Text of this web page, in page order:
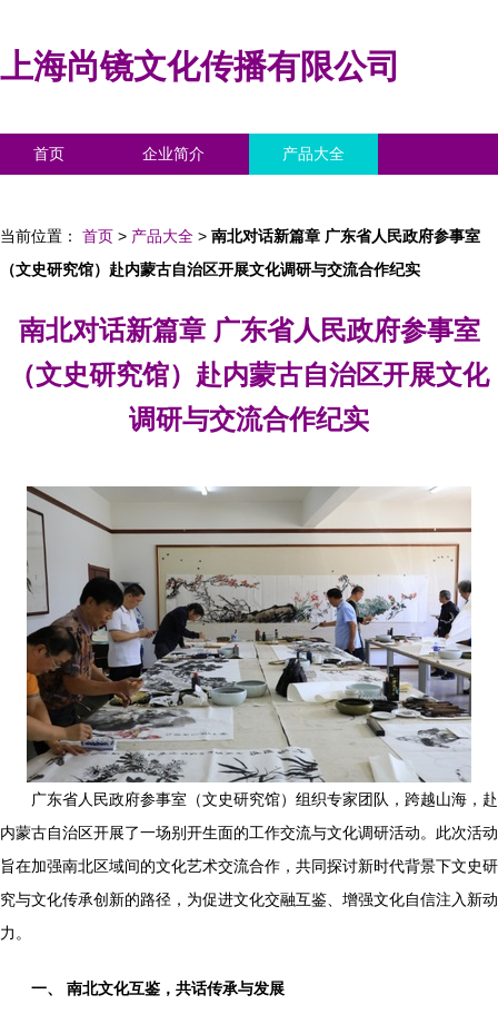
上海尚镜文化传播有限公司
首页 企业简介 产品大全
当前位置： 首页 > 产品大全 > 南北对话新篇章 广东省人民政府参事室
（文史研究馆）赴内蒙古自治区开展文化调研与交流合作纪实
南北对话新篇章 广东省人民政府参事室
（文史研究馆）赴内蒙古自治区开展文化
调研与交流合作纪实
广东省人民政府参事室（文史研究馆）组织专家团队，跨越山海，赴
内蒙古自治区开展了一场别开生面的工作交流与文化调研活动。此次活动
旨在加强南北区域间的文化艺术交流合作，共同探讨新时代背景下文史研
究与文化传承创新的路径，为促进文化交融互鉴、增强文化自信注入新动
力。
一、 南北文化互鉴，共话传承与发展